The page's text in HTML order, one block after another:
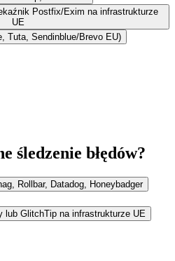
Postfix/Exim na infrastrukturze
UE
Tuta, Sendinblue/Brevo EU)
śledzenie błędów?
Rollbar, Datadog, Honeybadger
lub GlitchTip na infrastrukturze UE